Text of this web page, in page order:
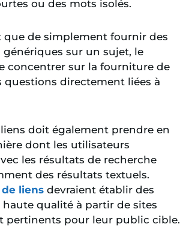
ou des mots isolés.
que de simplement fournir des
génériques sur un sujet, le
concentrer sur la fourniture de
questions directement liées à
doit également prendre en
dont les utilisateurs
les résultats de recherche
des résultats textuels.
liens devraient établir des
qualité à partir de sites
pertinents pour leur public cible.